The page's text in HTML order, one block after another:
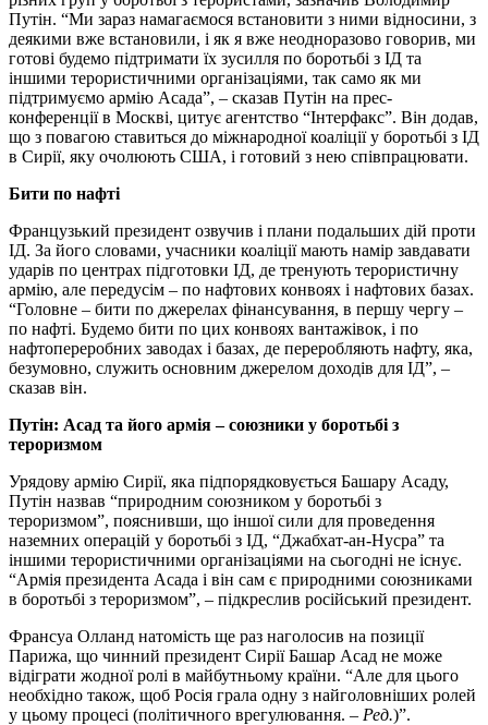
Путін. “Ми зараз намагаємося встановити з ними відносини, з
деякими вже встановили, і як я вже неодноразово говорив, ми
готові будемо підтримати їх зусилля по боротьбі з ІД та
іншими терористичними організаціями, так само як ми
підтримуємо армію Асада”, – сказав Путін на прес-
конференції в Москві, цитує агентство “Інтерфакс”. Він додав,
що з повагою ставиться до міжнародної коаліції у боротьбі з ІД
в Сирії, яку очолюють США, і готовий з нею співпрацювати.
Бити по нафті
Французький президент озвучив і плани подальших дій проти
ІД. За його словами, учасники коаліції мають намір завдавати
ударів по центрах підготовки ІД, де тренують терористичну
армію, але передусім – по нафтових конвоях і нафтових базах.
“Головне – бити по джерелах фінансування, в першу чергу –
по нафті. Будемо бити по цих конвоях вантажівок, і по
нафтопереробних заводах і базах, де переробляють нафту, яка,
безумовно, служить основним джерелом доходів для ІД”, –
сказав він.
Путін: Асад та його армія – союзники у боротьбі з
тероризмом
Урядову армію Сирії, яка підпорядковується Башару Асаду,
Путін назвав “природним союзником у боротьбі з
тероризмом”, пояснивши, що іншої сили для проведення
наземних операцій у боротьбі з ІД, “Джабхат-ан-Нусра” та
іншими терористичними організаціями на сьогодні не існує.
“Армія президента Асада і він сам є природними союзниками
в боротьбі з тероризмом”, – підкреслив російський президент.
Франсуа Олланд натомість ще раз наголосив на позиції
Парижа, що чинний президент Сирії Башар Асад не може
відіграти жодної ролі в майбутньому країни. “Але для цього
необхідно також, щоб Росія грала одну з найголовніших ролей
у цьому процесі (політичного врегулювання. – Ред.)”.